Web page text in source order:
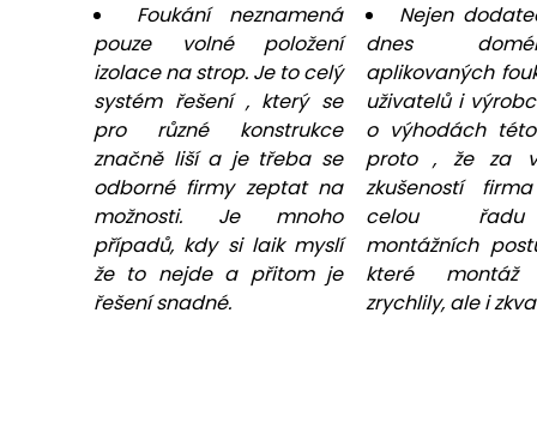
Foukání neznamená
pouze volné položení
izolace na strop. Je to celý
systém řešení , který se
pro různé konstrukce
značně liší a je třeba se
odborné firmy zeptat na
možnosti. Je mnoho
případů, kdy si laik myslí
že to nejde a přitom je
řešení snadné.
Nejen
dnes
aplikovaných
uživatelů i
o výhodách
proto , že za
zkušeností
celou řadu
montážních
které
zrychlily, ale i